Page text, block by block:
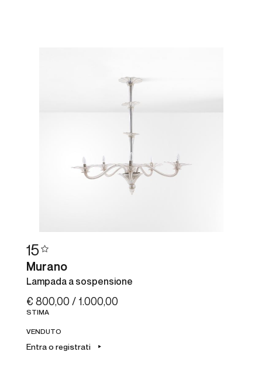
15
Murano
Lampada a sospensione
€ 800,00 / 1.000,00
STIMA
VENDUTO
Entra o registrati